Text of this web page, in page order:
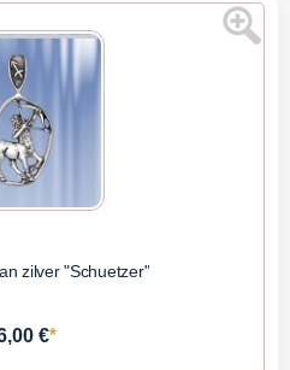
zilver "Schuetzer"
€*